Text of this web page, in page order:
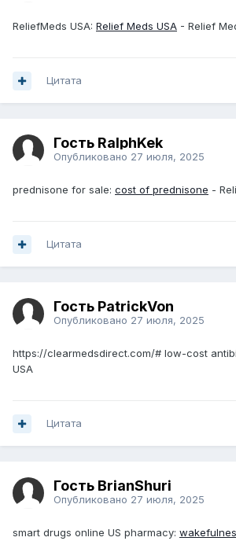
ReliefMeds USA: Relief Meds USA - Relief
Цитата
Гость RalphKek
Опубликовано 27 июля, 2025
prednisone for sale: cost of prednisone -
Цитата
Гость PatrickVon
Опубликовано 27 июля, 2025
https://clearmedsdirect.com/# low-cost
USA
Цитата
Гость BrianShuri
Опубликовано 27 июля, 2025
smart drugs online US pharmacy: